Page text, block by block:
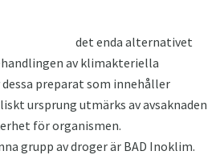
det enda alternativet
av klimakteriella
preparat som innehåller
ursprung utmärks av avsaknaden
för organismen.
grupp av droger är BAD Inoklim.